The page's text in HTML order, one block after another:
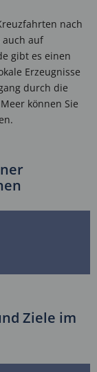
nach
auch auf
gibt es einen
Erzeugnisse
durch die
können Sie
Ziele im